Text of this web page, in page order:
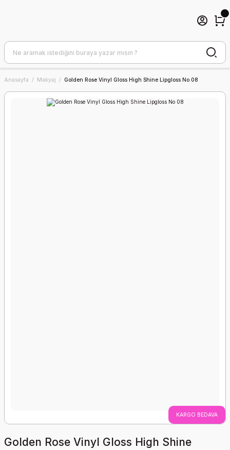
Anasayfa Makyaj Golden Rose Vinyl Gloss High Shine Lipgloss No 08
KARGO BEDAVA
Golden Rose Vinyl Gloss High Shine